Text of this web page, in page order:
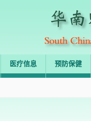
医疗信息 预防保健